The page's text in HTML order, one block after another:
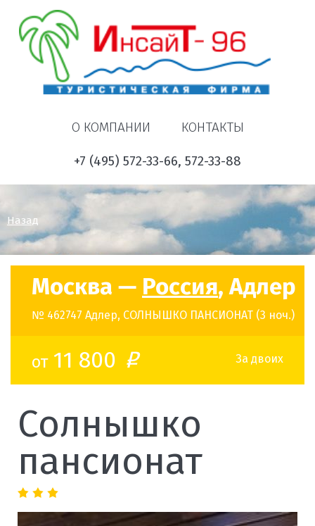
О КОМПАНИИ КОНТАКТЫ
+7 (495) 572-33-66, 572-33-88
Назад
Москва — Россия, Адлер
№ 462747 Адлер, СОЛНЫШКО ПАНСИОНАТ (3 ноч.)
от11 800 o За двоих
Солнышко
пансионат